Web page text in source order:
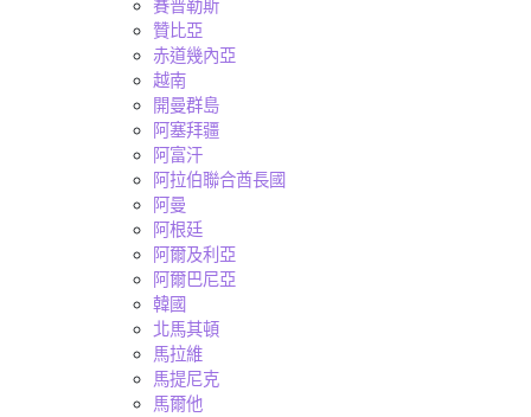
賽普勒斯
贊比亞
赤道幾內亞
越南
開曼群島
阿塞拜疆
阿富汗
阿拉伯聯合酋長國
阿曼
阿根廷
阿爾及利亞
阿爾巴尼亞
韓國
北馬其頓
馬拉維
馬提尼克
馬爾他